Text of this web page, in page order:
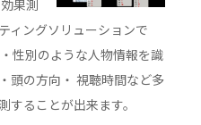
果測
ィングソリューションで
性別のような人物情報を識
頭の方向・ 視聴時間など多
することが出来ます。